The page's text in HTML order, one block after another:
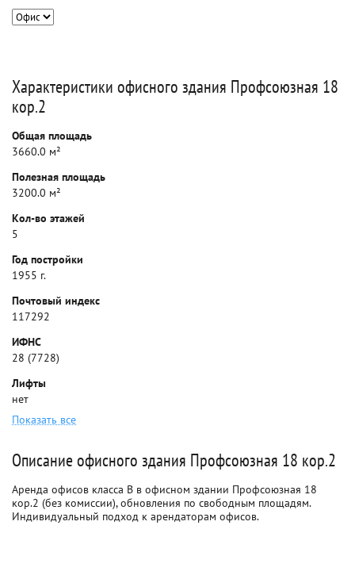
Характеристики офисного здания Профсоюзная 18
кор.2
Общая площадь
3660.0 м²
Полезная площадь
3200.0 м²
Кол-во этажей
5
Год постройки
1955 г.
Почтовый индекс
117292
ИФНС
28 (7728)
Лифты
нет
Показать все
Описание офисного здания Профсоюзная 18 кор.2
Аренда офисов класса B в офисном здании Профсоюзная 18
кор.2 (без комиссии), обновления по свободным площадям.
Индивидуальный подход к арендаторам офисов.